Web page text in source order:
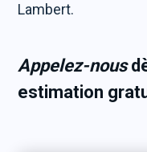
Lambert.
Appelez-nous
estimation